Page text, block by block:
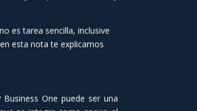
es tarea sencilla, inclusive
esta nota te explicamos
One puede ser una